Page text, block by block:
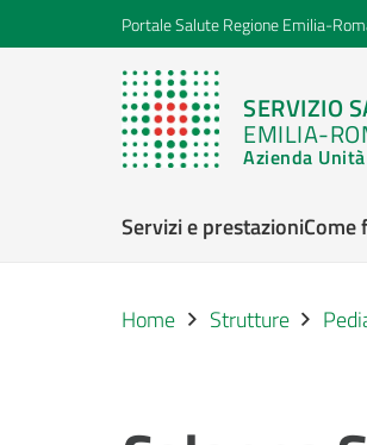
Portale Salute Regione Emilia-
SERVIZIO
EMILIA-
Azienda
Servizi e prestazioniCome
Home Strutture